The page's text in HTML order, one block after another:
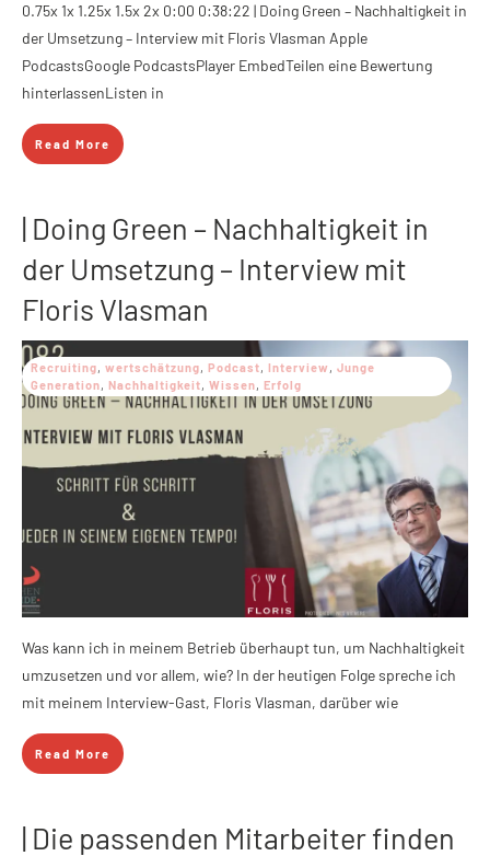
0.75x 1x 1.25x 1.5x 2x 0:00 0:38:22 | Doing Green – Nachhaltigkeit in
der Umsetzung – Interview mit Floris Vlasman Apple
PodcastsGoogle PodcastsPlayer EmbedTeilen eine Bewertung
hinterlassenListen in
Read More
| Doing Green – Nachhaltigkeit in
der Umsetzung – Interview mit
Floris Vlasman
Recruiting, wertschätzung, Podcast, Interview , Junge
Generation, Nachhaltigkeit, Wissen, Erfolg
Was kann ich in meinem Betrieb überhaupt tun, um Nachhaltigkeit
umzusetzen und vor allem, wie? In der heutigen Folge spreche ich
mit meinem Interview-Gast, Floris Vlasman, darüber wie
Read More
| Die passenden Mitarbeiter finden